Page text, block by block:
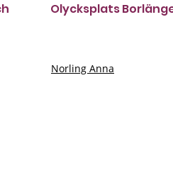
Olycksplats
Norling Anna